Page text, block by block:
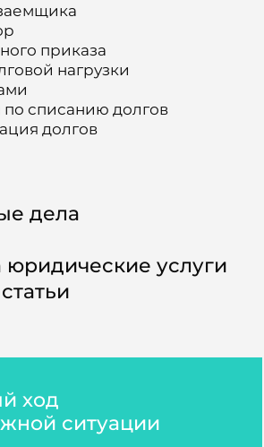
приказа
нагрузки
по списанию долгов
долгов
дела
услуги
ход
ситуации